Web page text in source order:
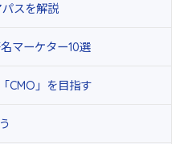
スを解説
マーケター10選
CMO」を目指す